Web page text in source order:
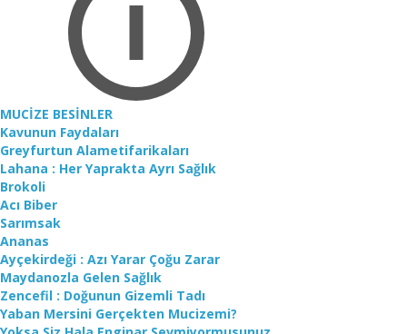
MUCİZE BESİNLER
Kavunun Faydaları
Greyfurtun Alametifarikaları
Lahana : Her Yaprakta Ayrı Sağlık
Brokoli
Acı Biber
Sarımsak
Ananas
Ayçekirdeği : Azı Yarar Çoğu Zarar
Maydanozla Gelen Sağlık
Zencefil : Doğunun Gizemli Tadı
Yaban Mersini Gerçekten Mucizemi?